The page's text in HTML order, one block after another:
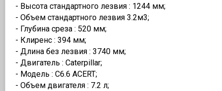
- Высота стандартного лезвия : 1244 мм;
- Объем стандартного лезвия 3.2м3;
- Глубина среза : 520 мм;
- Клиренс : 394 мм;
- Длина без лезвия : 3740 мм;
- Двигатель : Caterpillar;
- Модель : С6.6 ACERT;
- Объем двигателя : 7.2 л;